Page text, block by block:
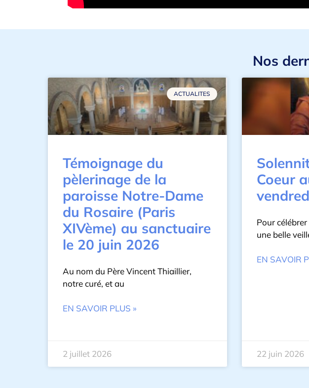
Nos
ACTUALITES
Témoignage du
pèlerinage de la
paroisse Notre-Dame
du Rosaire (Paris
XIVème) au sanctuaire
le 20 juin 2026
Au nom du Père Vincent Thiaillier,
notre curé, et au
EN SAVOIR PLUS »
2 juillet 2026
Coeur
Pour célébrer
une belle
EN SAVOIR
22 juin 2026